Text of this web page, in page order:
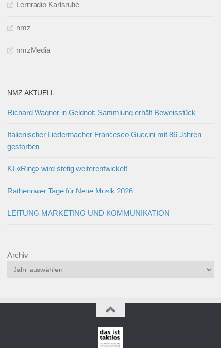
Lernradio Karlsruhe
nmz
nmzMedia
NMZ AKTUELL
Richard Wagner in Geldnot: Sammlung erhält Beweisstück
Italienischer Liedermacher Francesco Guccini mit 86 Jahren
gestorben
KI-«Ring» wird stetig weiterentwickelt
Rathenower Tage für Neue Musik 2026
LEITUNG MARKETING UND KOMMUNIKATION
Archiv